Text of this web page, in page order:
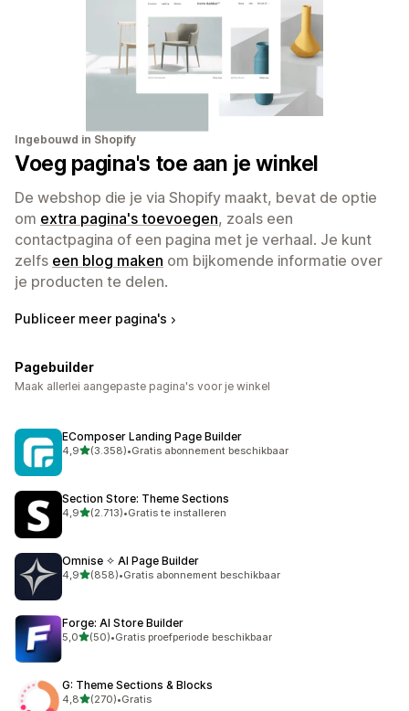
Ingebouwd in Shopify
Voeg pagina's toe aan je winkel
De webshop die je via Shopify maakt, bevat de optie
om extra pagina's toevoegen, zoals een
contactpagina of een pagina met je verhaal. Je kunt
zelfs een blog maken om bijkomende informatie over
je producten te delen.
Publiceer meer pagina's
Pagebuilder
Maak allerlei aangepaste pagina's voor je winkel
EComposer Landing Page Builder
4,9van 5 sterren
(3.358)
3358 recensies in totaal
•Gratis abonnement beschikbaar
Section Store: Theme Sections
4,9van 5 sterren
(2.713)
2713 recensies in totaal
•Gratis te installeren
Omnise ✧ AI Page Builder
4,9van 5 sterren
(858)
858 recensies in totaal
•Gratis abonnement beschikbaar
Forge: AI Store Builder
5,0van 5 sterren
(50)
50 recensies in totaal
•Gratis proefperiode beschikbaar
G: Theme Sections & Blocks
4,8van 5 sterren
(270)
270 recensies in totaal
•Gratis